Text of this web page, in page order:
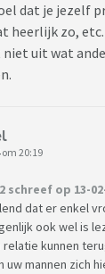
dat je jezelf
heerlijk zo, etc.
uit wat
om 20:19
schreef op 13-
dat er enkel
ook wel is
kunnen
uw mannen zich